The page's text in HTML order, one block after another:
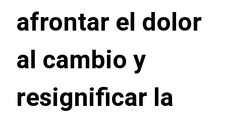
afrontar el dolor
al cambio y
resignificar la